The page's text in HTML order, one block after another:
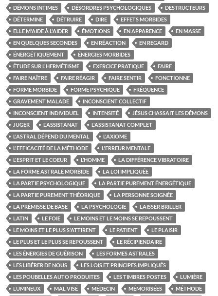
DÉMONS INTIMES DÉSORDRES PSYCHOLOGIQUES
DESTRUCTEURS
DÉTERMINE
DÉTRUIRE DIRE
EFFETS MORBIDES
ELLE M'AIDE À L'AIDER
ÉMOTIONS EN APPARENCE
EN MASSE
EN QUELQUES SECONDES
EN RÉACTION
EN REGARD
ÉNERGÉTIQUEMENT
ÉNERGIES MORBIDES
ÉTUDE SUR L'HERMÉTISME
EXERCICE PRATIQUE
FAIRE
FAIRE NAÎTRE
FAIRE RÉAGIR FAIRE SENTIR
FONCTIONNE
FORME MORBIDE
FORME PSYCHIQUE
FRÉQUENCE
GRAVEMENT MALADE
INCONSCIENT COLLECTIF
INCONSCIENT INDIVIDUEL
INTENSITÉ
JÉSUS CHASSAIT LES DÉMONS
JUGER
L'ASSISTANAT
L'ASSISTANAT COMPLET
L'ASTRAL DÉPEND DU MENTAL
L'AXIOME
L'EFFICACITÉ DE LA MÉTHODE
L'ERREUR MENTALE
L'ESPRIT ET LE COEUR
L’HOMME
LA DIFFÉRENCE VIBRATOIRE
LA FORME ASTRALE MORBIDE
LA LOI IMPLIQUÉE
LA PARTIE PSYCHOLOGIQUE
LA PARTIE PUREMENT ÉNERGÉTIQUE
LA PARTIE PUREMENT THÉORIQUE
LA PERSONNE SOIGNÉE
LA PRÉMISSE DE BASE
LA PSYCHOLOGIE
LAISSER BRILLER
LATIN
LE FOIE
LE MOINS ET LE MOINS SE REPOUSSENT
LE MOINS ET LE PLUS S'ATTIRENT
LE PATIENT
LE PLAISIR
LE PLUS ET LE PLUS SE REPOUSSENT
LE RÉCIPIENDAIRE
LES ÉNERGIES DE GUÉRISON
LES FORMES ASTRALES
LES LIBÉRER DE NOUS
LES LOIS ET PRINCIPES IMPLIQUÉS
LES POUBELLES AUTO PRODUITES
LES TIMBRES POSTES
LUMIÈRE
LUMINEUX
MAL VISÉ MÉDECIN MÉMORISÉES
MÉTHODE